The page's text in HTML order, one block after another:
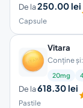
Vitara
Conține
20mg
De la618.30 lei
Pastile
De la250.00 lei
Capsule